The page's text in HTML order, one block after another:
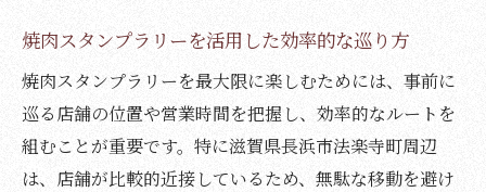
焼肉スタンプラリーを活用した効率的な巡り方
焼肉スタンプラリーを最大限に楽しむためには、事前に
巡る店舗の位置や営業時間を把握し、効率的なルートを
組むことが重要です。特に滋賀県長浜市法楽寺町周辺
は、店舗が比較的近接しているため、無駄な移動を避け